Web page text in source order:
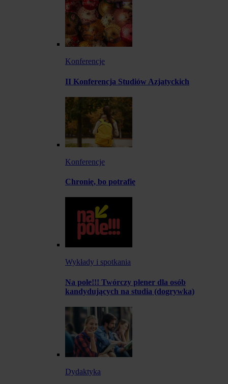
Konferencje
II Konferencja Studiów Azjatyckich
Konferencje
Chronię, bo potrafię
Wykłady i spotkania
Na pole!!! Twórczy plener dla osób
kandydujących na studia (dogrywka)
Dydaktyka